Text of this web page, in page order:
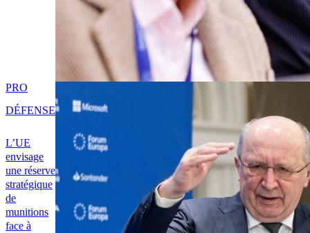
L’UE
envisage
une réserve
stratégique
de
munitions
face à
PRO
DÉFENSE